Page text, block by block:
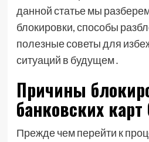
данной статье мы
блокировки, способы
полезные советы для
ситуаций в будущем․
Причины
банковских
Прежде чем перейти к